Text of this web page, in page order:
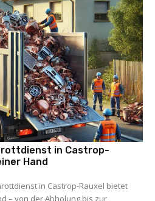
in Castrop-
Hand
in Castrop-Rauxel bietet
– von der Abholung bis zur